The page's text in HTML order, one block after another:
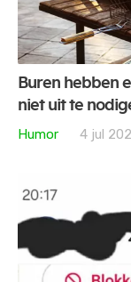
Buren hebben
niet uit te
Humor
4 jul